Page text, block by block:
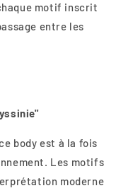
motif inscrit
entre les
body est à la fois
Les motifs
moderne